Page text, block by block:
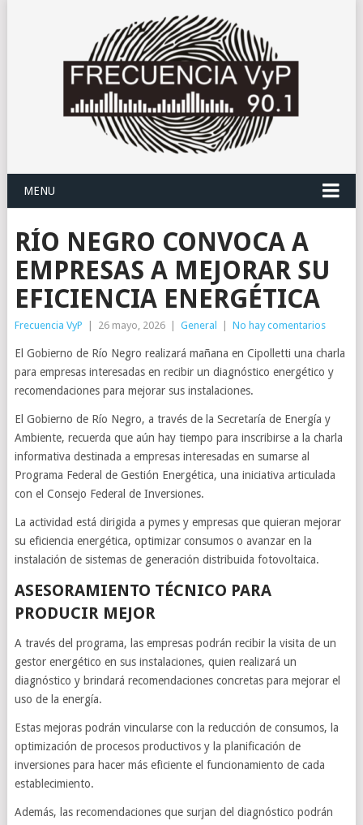
MENU
RÍO NEGRO CONVOCA A
EMPRESAS A MEJORAR SU
EFICIENCIA ENERGÉTICA
Frecuencia VyP 26 mayo, 2026 General No hay comentarios
El Gobierno de Río Negro realizará mañana en Cipolletti una charla
para empresas interesadas en recibir un diagnóstico energético y
recomendaciones para mejorar sus instalaciones.
El Gobierno de Río Negro, a través de la Secretaría de Energía y
Ambiente, recuerda que aún hay tiempo para inscribirse a la charla
informativa destinada a empresas interesadas en sumarse al
Programa Federal de Gestión Energética, una iniciativa articulada
con el Consejo Federal de Inversiones.
La actividad está dirigida a pymes y empresas que quieran mejorar
su eficiencia energética, optimizar consumos o avanzar en la
instalación de sistemas de generación distribuida fotovoltaica.
ASESORAMIENTO TÉCNICO PARA
PRODUCIR MEJOR
A través del programa, las empresas podrán recibir la visita de un
gestor energético en sus instalaciones, quien realizará un
diagnóstico y brindará recomendaciones concretas para mejorar el
uso de la energía.
Estas mejoras podrán vincularse con la reducción de consumos, la
optimización de procesos productivos y la planificación de
inversiones para hacer más eficiente el funcionamiento de cada
establecimiento.
Además, las recomendaciones que surjan del diagnóstico podrán